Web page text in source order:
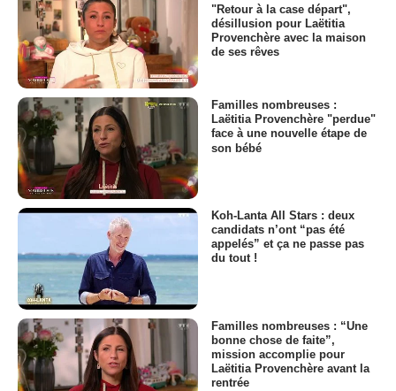
"Retour à la case départ",
désillusion pour Laëtitia
Provenchère avec la maison
de ses rêves
Familles nombreuses :
Laëtitia Provenchère "perdue"
face à une nouvelle étape de
son bébé
Koh-Lanta All Stars : deux
candidats n’ont “pas été
appelés” et ça ne passe pas
du tout !
Familles nombreuses : “Une
bonne chose de faite”,
mission accomplie pour
Laëtitia Provenchère avant la
rentrée